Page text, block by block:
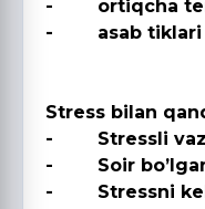
- ortiqcha
- asab tiklari
Stress bilan
- Stressli
- Soir boʼlgan
- Stressni